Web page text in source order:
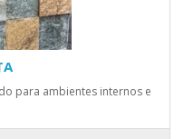
para ambientes internos e